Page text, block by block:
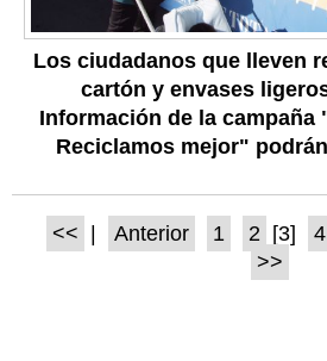
Los ciudadanos que lleven
cartón y envases
Información de la campaña
Reciclamos mejor"
<< | Anterior 1 2 [3] 4
>>